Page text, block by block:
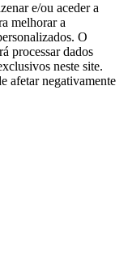
e/ou aceder a
melhorar a
O
processar dados
neste site.
afetar negativamente